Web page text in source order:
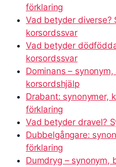
förklaring
Vad betyder diverse?
korsordssvar
Vad betyder
korsordssvar
Dominans –
korsordshjälp
Drabant: synonymer,
förklaring
Vad betyder dravel?
Dubbelgångare:
förklaring
Dumdryg – synonym,